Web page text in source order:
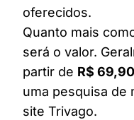
oferecidos.
Quanto mais
será o valor.
partir de R$ 69,90
uma pesquisa de
site Trivago.